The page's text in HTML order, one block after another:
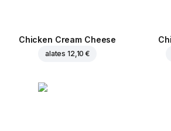
Chicken Cream Cheese
alates 12,10 €